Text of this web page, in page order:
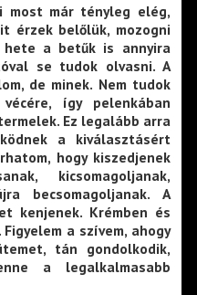
most már tényleg elég,
érzek belőlük, mozogni
hete a betűk is annyira
se tudok olvasni. A
de minek. Nem tudok
így pelenkában
Ez legalább arra
a kiválasztásért
hogy kiszedjenek
kicsomagoljanak,
becsomagoljanak. A
kenjenek. Krémben és
a szívem, ahogy
tán gondolkodik,
a legalkalmasabb